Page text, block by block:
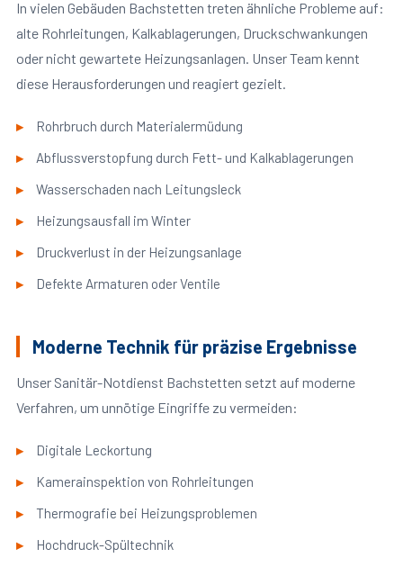
In vielen Gebäuden Bachstetten treten ähnliche Probleme auf:
alte Rohrleitungen, Kalkablagerungen, Druckschwankungen
oder nicht gewartete Heizungsanlagen. Unser Team kennt
diese Herausforderungen und reagiert gezielt.
Rohrbruch durch Materialermüdung
Abflussverstopfung durch Fett- und Kalkablagerungen
Wasserschaden nach Leitungsleck
Heizungsausfall im Winter
Druckverlust in der Heizungsanlage
Defekte Armaturen oder Ventile
Moderne Technik für präzise Ergebnisse
Unser Sanitär-Notdienst Bachstetten setzt auf moderne
Verfahren, um unnötige Eingriffe zu vermeiden:
Digitale Leckortung
Kamerainspektion von Rohrleitungen
Thermografie bei Heizungsproblemen
Hochdruck-Spültechnik